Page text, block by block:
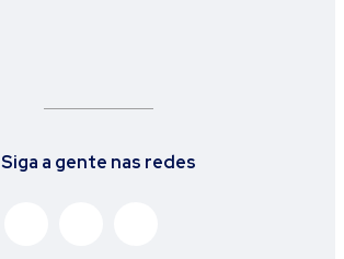
Siga a gente nas redes